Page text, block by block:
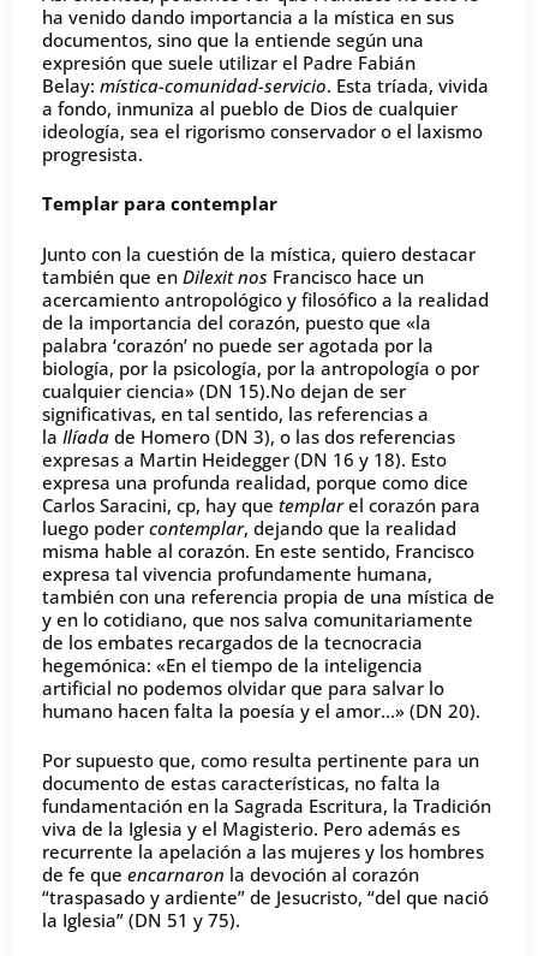
ha venido dando importancia a la mística en sus
documentos, sino que la entiende según una
expresión que suele utilizar el Padre Fabián
Belay: mística-comunidad-servicio. Esta tríada, vivida
a fondo, inmuniza al pueblo de Dios de cualquier
ideología, sea el rigorismo conservador o el laxismo
progresista.
Templar para contemplar
Junto con la cuestión de la mística, quiero destacar
también que en Dilexit nos Francisco hace un
acercamiento antropológico y filosófico a la realidad
de la importancia del corazón, puesto que «la
palabra ‘corazón’ no puede ser agotada por la
biología, por la psicología, por la antropología o por
cualquier ciencia» (DN 15).No dejan de ser
significativas, en tal sentido, las referencias a
la Ilíada de Homero (DN 3), o las dos referencias
expresas a Martin Heidegger (DN 16 y 18). Esto
expresa una profunda realidad, porque como dice
Carlos Saracini, cp, hay que templarel corazón para
luego poder contemplar, dejando que la realidad
misma hable al corazón. En este sentido, Francisco
expresa tal vivencia profundamente humana,
también con una referencia propia de una mística de
y en lo cotidiano, que nos salva comunitariamente
de los embates recargados de la tecnocracia
hegemónica: «En el tiempo de la inteligencia
artificial no podemos olvidar que para salvar lo
humano hacen falta la poesía y el amor…» (DN 20).
Por supuesto que, como resulta pertinente para un
documento de estas características, no falta la
fundamentación en la Sagrada Escritura, la Tradición
viva de la Iglesia y el Magisterio. Pero además es
recurrente la apelación a las mujeres y los hombres
de fe que encarnaron la devoción al corazón
“traspasado y ardiente” de Jesucristo, “del que nació
la Iglesia” (DN 51 y 75).